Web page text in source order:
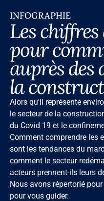
INFOGRAPHIE
Les
pour
auprès des
la
Alors qu'il représente
le secteur de la
du Covid 19 et le
Comment comprendre les
sont les tendances du
comment le secteur
acteurs prennent-ils leurs
Nous avons répertorié
pour vous guider.